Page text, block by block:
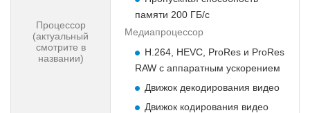
Процессор
(актуальный
смотрите в
названии)
памяти 200 ГБ/с
Медиапроцессор
H.264, HEVC, ProRes и ProRes
RAW с аппаратным ускорением
Движок декодирования видео
Движок кодирования видео